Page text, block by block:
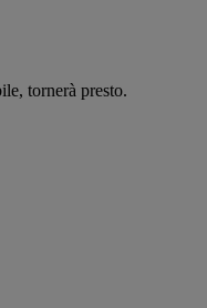
tornerà presto.